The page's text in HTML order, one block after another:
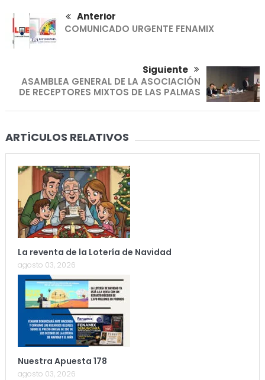
Anterior
COMUNICADO URGENTE FENAMIX
Siguiente
ASAMBLEA GENERAL DE LA ASOCIACIÓN
DE RECEPTORES MIXTOS DE LAS PALMAS
ARTÍCULOS RELATIVOS
La reventa de la Lotería de Navidad
agosto 03, 2026
Nuestra Apuesta 178
agosto 03, 2026